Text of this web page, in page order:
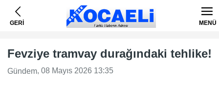
GERİ MENÜ
Fevziye tramvay durağındaki tehlike!
Gündem, 08 Mayıs 2026 13:35